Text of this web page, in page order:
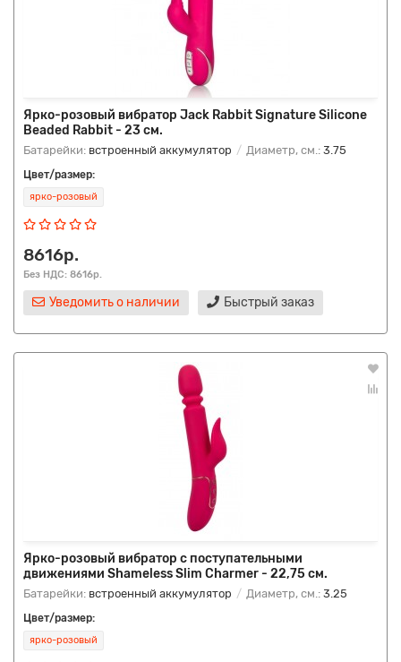
Ярко-розовый вибратор Jack Rabbit Signature Silicone
Beaded Rabbit - 23 см.
Батарейки: встроенный аккумулятор Диаметр, см.: 3.75
Цвет/размер:
ярко-розовый
8616р.
Без НДС: 8616р.
Уведомить о наличии Быстрый заказ
Ярко-розовый вибратор с поступательными
движениями Shameless Slim Charmer - 22,75 см.
Батарейки: встроенный аккумулятор Диаметр, см.: 3.25
Цвет/размер:
ярко-розовый